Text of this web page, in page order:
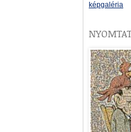
képgaléria